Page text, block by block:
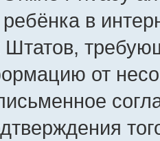
в
от